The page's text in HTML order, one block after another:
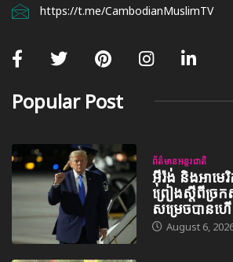
https://t.me/CambodianMuslimTV
Popular Post
ព័ត៌មានអន្តរជាតិ
អ៊ីរ៉ង់ និងអាមេ
ព្រៀងស្តីពីច្រ
សម្រេចបានហ
August 6,